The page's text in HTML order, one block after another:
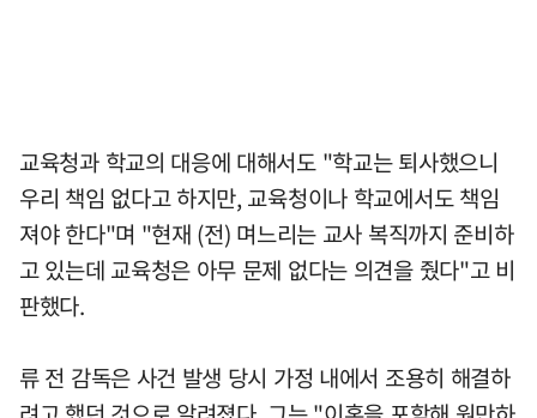
교육청과 학교의 대응에 대해서도 "학교는 퇴사했으니
우리 책임 없다고 하지만, 교육청이나 학교에서도 책임
져야 한다"며 "현재 (전) 며느리는 교사 복직까지 준비하
고 있는데 교육청은 아무 문제 없다는 의견을 줬다"고 비
판했다.
류 전 감독은 사건 발생 당시 가정 내에서 조용히 해결하